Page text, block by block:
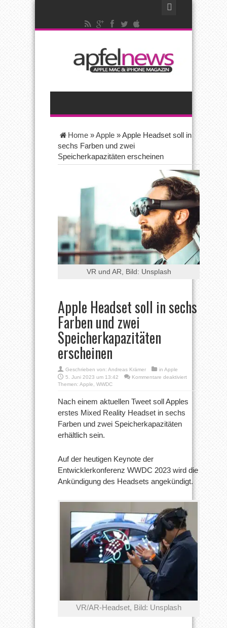
Home »Apple »Apple Headset soll in
sechs Farben und zwei
Speicherkapazitäten erscheinen
VR und AR, Bild: Unsplash
Apple Headset soll in sechs
Farben und zwei
Speicherkapazitäten
erscheinen
Geschrieben von: Andreas Krämer in Apple
5. Juni 2023 um 13:42
Kommentare deaktiviertfür
Headset
in
sechs
Farben
erscheinen
Themen: Apple, WWDC
Nach einem aktuellen Tweet soll Apples
erstes Mixed Reality Headset in sechs
Farben und zwei Speicherkapazitäten
erhältlich sein.
Auf der heutigen Keynote der
Entwicklerkonferenz WWDC 2023 wird die
Ankündigung des Headsets angekündigt.
VR/AR-Headset, Bild: Unsplash